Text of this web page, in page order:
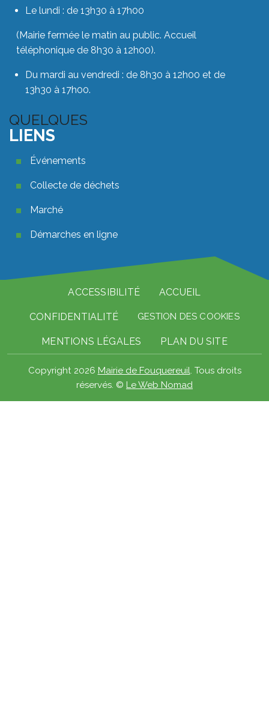
Le lundi : de 13h30 à 17h00
(Mairie fermée le matin au public. Accueil
téléphonique de 8h30 à 12h00).
Du mardi au vendredi : de 8h30 à 12h00 et de
13h30 à 17h00.
QUELQUES
LIENS
Quelques liens footer
Événements
Collecte de déchets
Marché
Démarches en ligne
Pied de pageACCESSIBILITÉ ACCUEIL
CONFIDENTIALITÉ GESTION DES COOKIES
MENTIONS LÉGALES PLAN DU SITE
Copyright 2026 Mairie de Fouquereuil . Tous droits
réservés. © Le Web Nomad